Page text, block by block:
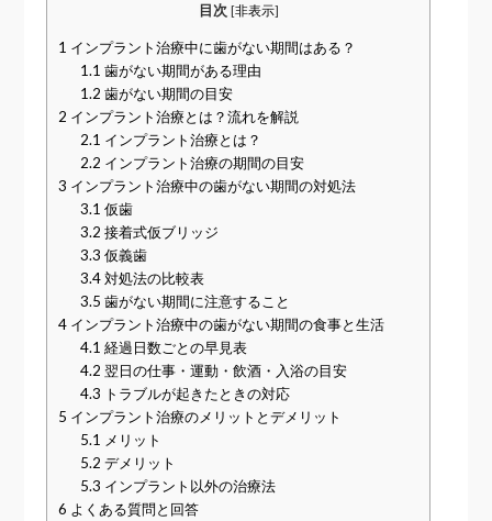
目次 [非表示]
1 インプラント治療中に歯がない期間はある？
1.1 歯がない期間がある理由
1.2 歯がない期間の目安
2 インプラント治療とは？流れを解説
2.1 インプラント治療とは？
2.2 インプラント治療の期間の目安
3 インプラント治療中の歯がない期間の対処法
3.1 仮歯
3.2 接着式仮ブリッジ
3.3 仮義歯
3.4対処法の比較表
3.5 歯がない期間に注意すること
4 インプラント治療中の歯がない期間の食事と生活
4.1 経過日数ごとの早見表
4.2 翌日の仕事・運動・飲酒・入浴の目安
4.3 トラブルが起きたときの対応
5 インプラント治療のメリットとデメリット
5.1 メリット
5.2 デメリット
5.3 インプラント以外の治療法
6 よくある質問と回答